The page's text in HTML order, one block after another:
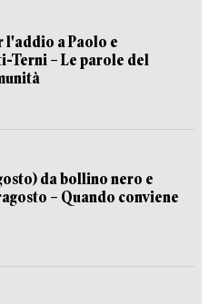
l'addio a Paolo e
Terni – Le parole del
da bollino nero e
– Quando conviene